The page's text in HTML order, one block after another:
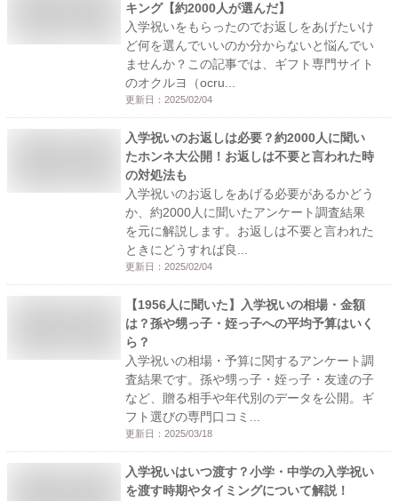
キング【約2000人が選んだ】
入学祝いをもらったのでお返しをあげたいけ
ど何を選んでいいのか分からないと悩んでい
ませんか？この記事では、ギフト専門サイト
のオクルヨ（ocru...
更新日： 2025/02/04
入学祝いのお返しは必要？約2000人に聞い
たホンネ大公開！お返しは不要と言われた時
の対処法も
入学祝いのお返しをあげる必要があるかどう
か、約2000人に聞いたアンケート調査結果
を元に解説します。お返しは不要と言われた
ときにどうすれば良...
更新日： 2025/02/04
【1956人に聞いた】入学祝いの相場・金額
は？孫や甥っ子・姪っ子への平均予算はいく
ら？
入学祝いの相場・予算に関するアンケート調
査結果です。孫や甥っ子・姪っ子・友達の子
など、贈る相手や年代別のデータを公開。ギ
フト選びの専門口コミ...
更新日： 2025/03/18
入学祝いはいつ渡す？小学・中学の入学祝い
を渡す時期やタイミングについて解説！